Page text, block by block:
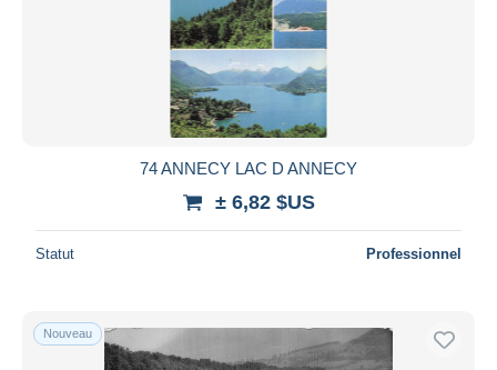
74 ANNECY LAC D ANNECY
± 6,82 $US
Statut Professionnel
Nouveau